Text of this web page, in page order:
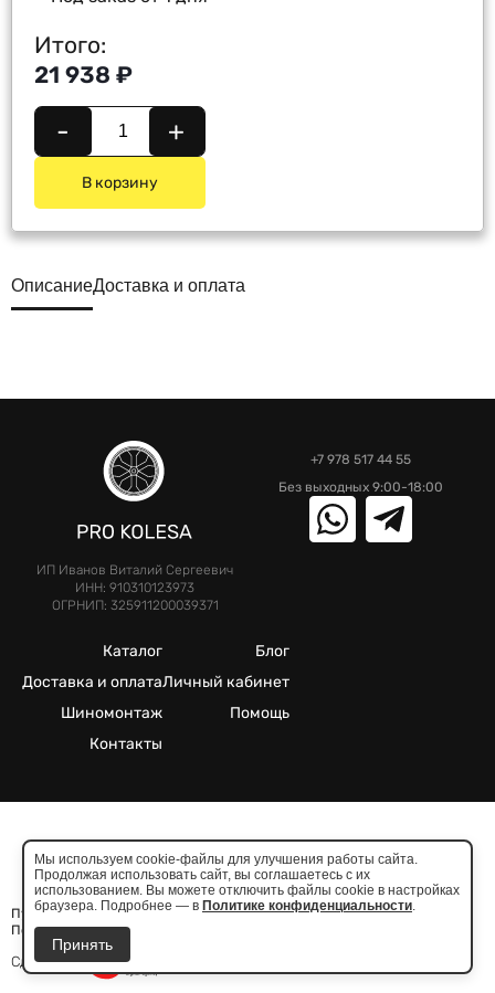
Итого:
21 938 ₽
- +
В корзину
ОписаниеДоставка и оплата
ИП Иванов Виталий Сергеевич
ИНН: 910310123973
ОГРНИП: 325911200039371
+7 978 517 44 55
Без выходных 9:00-18:00
Каталог
Доставка и оплата
Шиномонтаж
Контакты
Блог
Личный кабинет
Помощь
©2025. Все права защищены.
Meta признана экстремистcкой организацией в России
Публичная оферта
Политика конфиденциальности
Сделано в
Мы используем cookie-файлы для улучшения работы сайта.
Продолжая использовать сайт, вы соглашаетесь с их
использованием. Вы можете отключить файлы cookie в настройках
браузера. Подробнее — в Политике конфиденциальности.
Принять